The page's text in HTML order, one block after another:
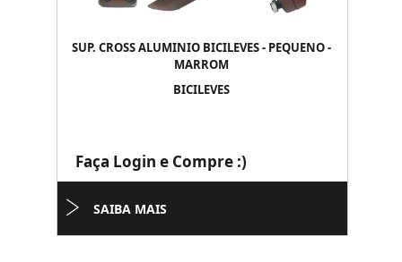
SUP. CROSS ALUMINIO BICILEVES - PEQUENO -
MARROM
BICILEVES
Faça Login e Compre :)
SAIBA MAIS